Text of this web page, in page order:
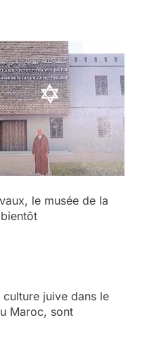
le musée de la
juive dans le
Maroc, sont